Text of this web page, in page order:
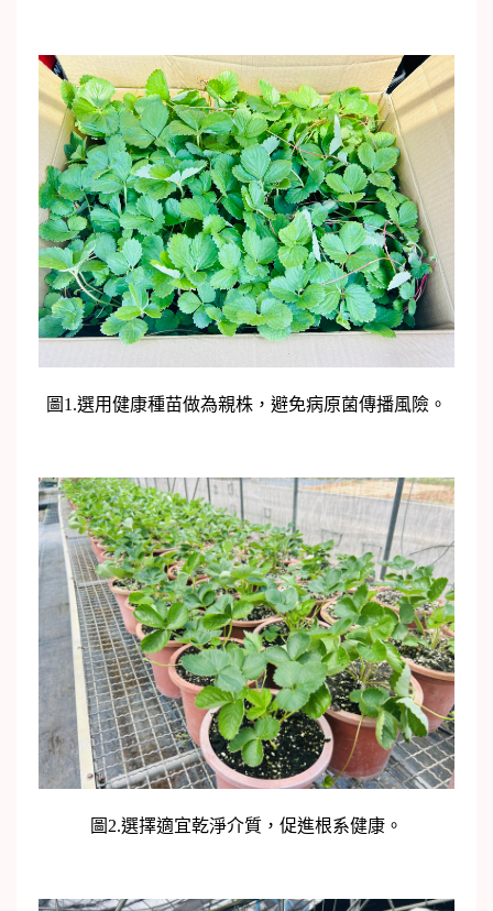
圖1.選用健康種苗做為親株，避免病原菌傳播風險。
圖2.選擇適宜乾淨介質，促進根系健康。